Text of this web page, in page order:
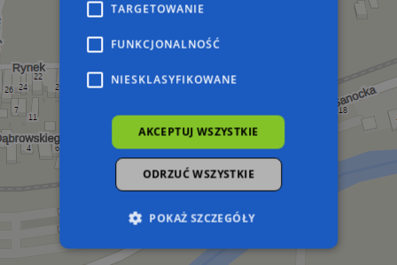
TARGETOWANIE
FUNKCJONALNOŚĆ
NIESKLASYFIKOWANE
AKCEPTUJ WSZYSTKIE
ODRZUĆ WSZYSTKIE
POKAŻ SZCZEGÓŁY